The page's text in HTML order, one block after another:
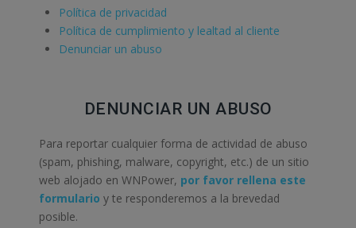
Política de privacidad
Política de cumplimiento y lealtad al cliente
Denunciar un abuso
DENUNCIAR UN ABUSO
Para reportar cualquier forma de actividad de abuso
(spam, phishing, malware, copyright, etc.) de un sitio
web alojado en WNPower, por favor rellena este
formulario y te responderemos a la brevedad
posible.